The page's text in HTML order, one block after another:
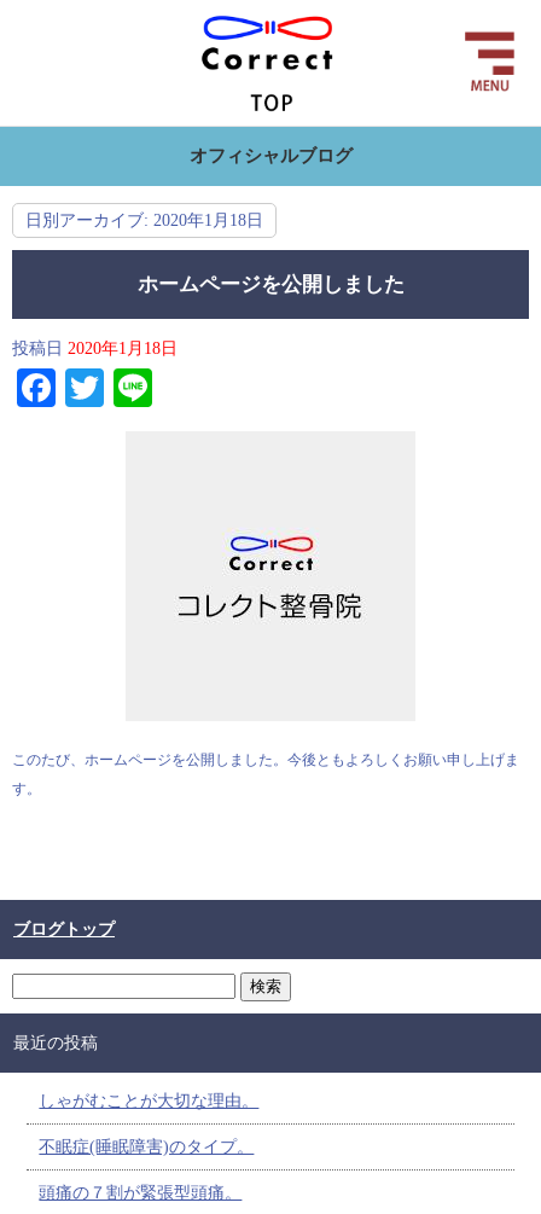
オフィシャルブログ
日別アーカイブ: 2020年1月18日
ホームページを公開しました
投稿日 2020年1月18日
Facebook
Twitter
このたび、ホームページを公開しました。今後ともよろしくお願い申し上げま
す。
ブログトップ
最近の投稿
しゃがむことが大切な理由。
不眠症(睡眠障害)のタイプ。
頭痛の７割が緊張型頭痛。